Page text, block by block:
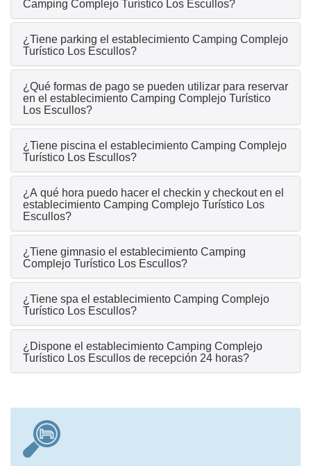
Camping Complejo Turístico Los Escullos?
¿Tiene parking el establecimiento Camping Complejo
Turístico Los Escullos?
¿Qué formas de pago se pueden utilizar para reservar
en el establecimiento Camping Complejo Turístico
Los Escullos?
¿Tiene piscina el establecimiento Camping Complejo
Turístico Los Escullos?
¿A qué hora puedo hacer el checkin y checkout en el
establecimiento Camping Complejo Turístico Los
Escullos?
¿Tiene gimnasio el establecimiento Camping
Complejo Turístico Los Escullos?
¿Tiene spa el establecimiento Camping Complejo
Turístico Los Escullos?
¿Dispone el establecimiento Camping Complejo
Turístico Los Escullos de recepción 24 horas?